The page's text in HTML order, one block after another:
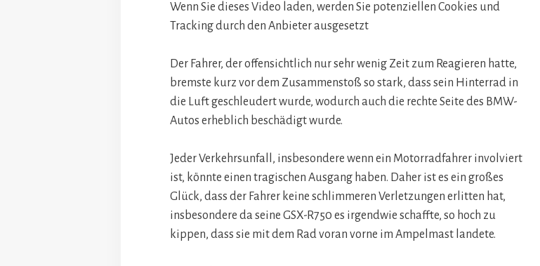
Wenn Sie dieses Video laden, werden Sie potenziellen Cookies und
Tracking durch den Anbieter ausgesetzt
Der Fahrer, der offensichtlich nur sehr wenig Zeit zum Reagieren hatte,
bremste kurz vor dem Zusammenstoß so stark, dass sein Hinterrad in
die Luft geschleudert wurde, wodurch auch die rechte Seite des BMW-
Autos erheblich beschädigt wurde.
Jeder Verkehrsunfall, insbesondere wenn ein Motorradfahrer involviert
ist, könnte einen tragischen Ausgang haben. Daher ist es ein großes
Glück, dass der Fahrer keine schlimmeren Verletzungen erlitten hat,
insbesondere da seine GSX-R750 es irgendwie schaffte, so hoch zu
kippen, dass sie mit dem Rad voran vorne im Ampelmast landete.